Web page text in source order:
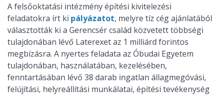
A felsőoktatási intézmény építési kivitelezési
feladatokra írt ki pályázatot, melyre tíz cég ajánlatából
választották ki a Gerencsér család közvetett többségi
tulajdonában lévő Laterexet az 1 milliárd forintos
megbízásra. A nyertes feladata az Óbudai Egyetem
tulajdonában, használatában, kezelésében,
fenntartásában lévő 38 darab ingatlan állagmegóvási,
felújítási, helyreállítási munkálatai, építési tevékenység